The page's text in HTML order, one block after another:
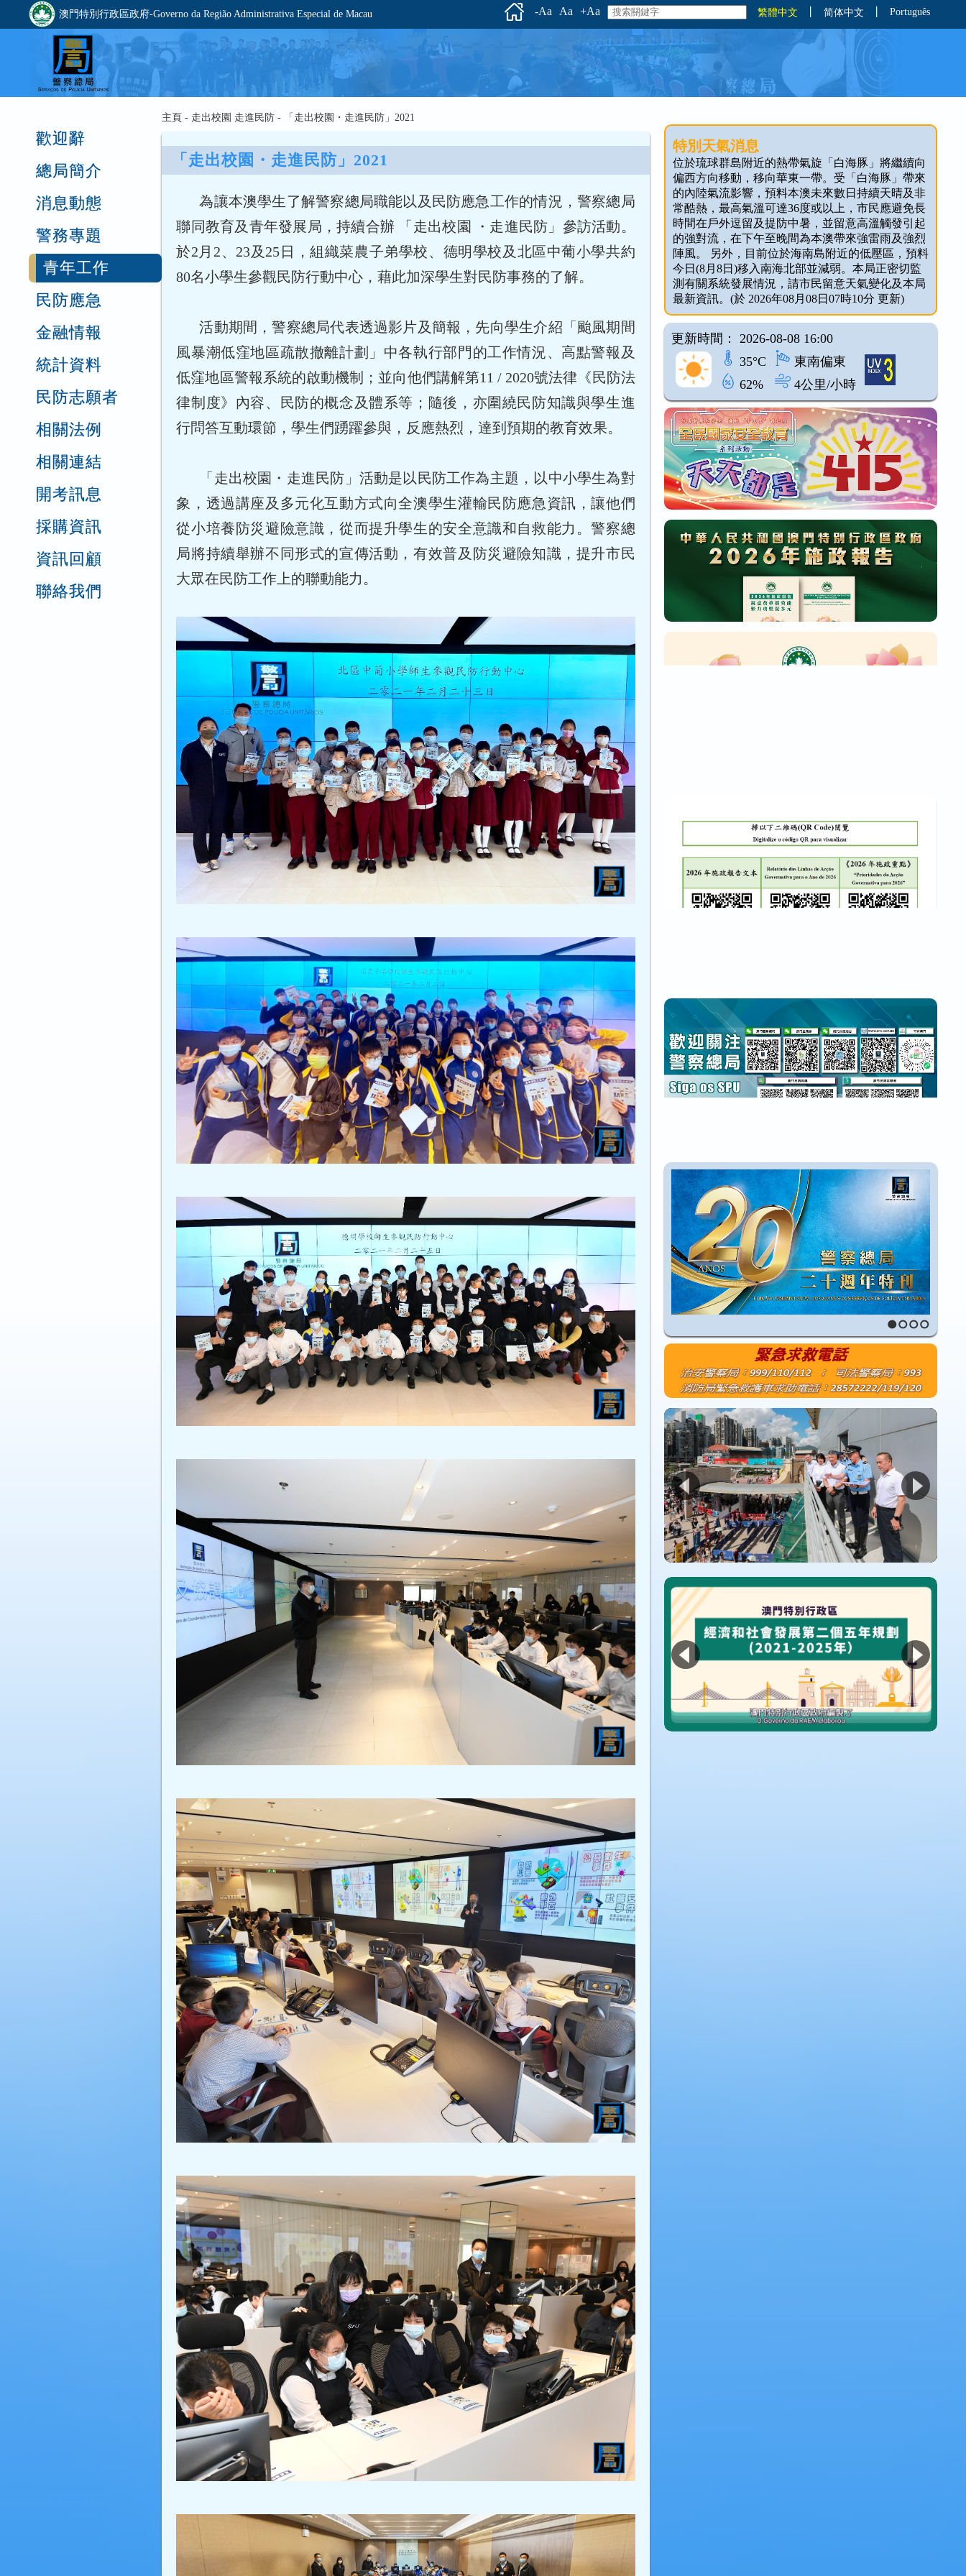
澳門特別行政區政府-Governo da Região Administrativa Especial de Macau -Aa Aa +Aa 繁體中文 简体中文 Português
歡迎辭
總局簡介
消息動態
警務專題
青年工作
民防應急
金融情報
統計資料
民防志願者
相關法例
相關連結
開考訊息
採購資訊
資訊回顧
聯絡我們
主頁 - 走出校園 走進民防 - 「走出校園・走進民防」2021
「走出校園・走進民防」2021
為讓本澳學生了解警察總局職能以及民防應急工作的情況，警察總局
聯同教育及青年發展局，持續合辦 「走出校園 ・走進民防」參訪活動。
於2月2、23及25日，組織菜農子弟學校、德明學校及北區中葡小學共約
80名小學生參觀民防行動中心，藉此加深學生對民防事務的了解。
活動期間，警察總局代表透過影片及簡報，先向學生介紹「颱風期間
風暴潮低窪地區疏散撤離計劃」中各執行部門的工作情況、高點警報及
低窪地區警報系統的啟動機制；並向他們講解第11 / 2020號法律《民防法
律制度》內容、民防的概念及體系等；隨後，亦圍繞民防知識與學生進
行問答互動環節，學生們踴躍參與，反應熱烈，達到預期的教育效果。
「走出校園・走進民防」活動是以民防工作為主題，以中小學生為對
象，透過講座及多元化互動方式向全澳學生灌輸民防應急資訊，讓他們
從小培養防災避險意識，從而提升學生的安全意識和自救能力。警察總
局將持續舉辦不同形式的宣傳活動，有效普及防災避險知識，提升市民
大眾在民防工作上的聯動能力。
特別天氣消息
位於琉球群島附近的熱帶氣旋「白海豚」將繼續向
偏西方向移動，移向華東一帶。受「白海豚」帶來
的內陸氣流影響，預料本澳未來數日持續天晴及非
常酷熱，最高氣溫可達36度或以上，市民應避免長
時間在戶外逗留及提防中暑，並留意高溫觸發引起
的強對流，在下午至晚間為本澳帶來強雷雨及強烈
陣風。 另外，目前位於海南島附近的低壓區，預料
今日(8月8日)移入南海北部並減弱。本局正密切監
測有關系統發展情況，請市民留意天氣變化及本局
最新資訊。(於 2026年08月08日07時10分 更新)
更新時間： 2026-08-08 16:00
35°C
東南偏東
62%
4公里/小時
1 2 3 4